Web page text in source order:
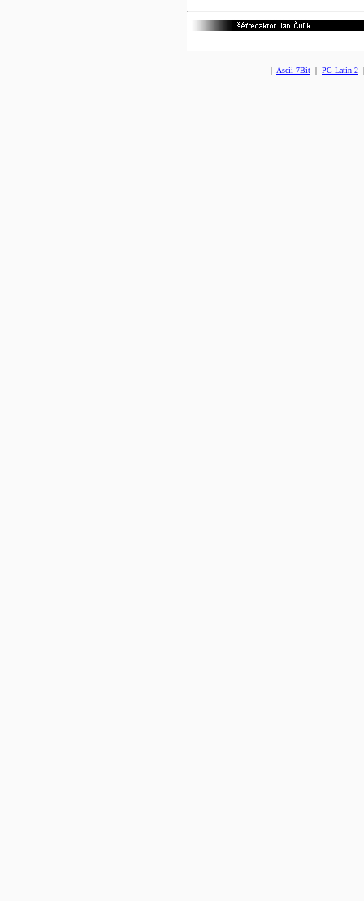
|- Ascii 7Bit -|- PC Latin 2